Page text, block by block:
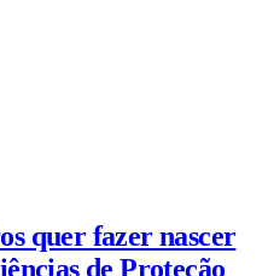
quer fazer nascer
de Proteção